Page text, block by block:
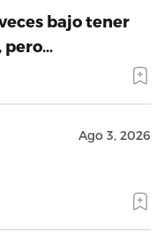
bajo tener
pero…
Ago 3, 2026